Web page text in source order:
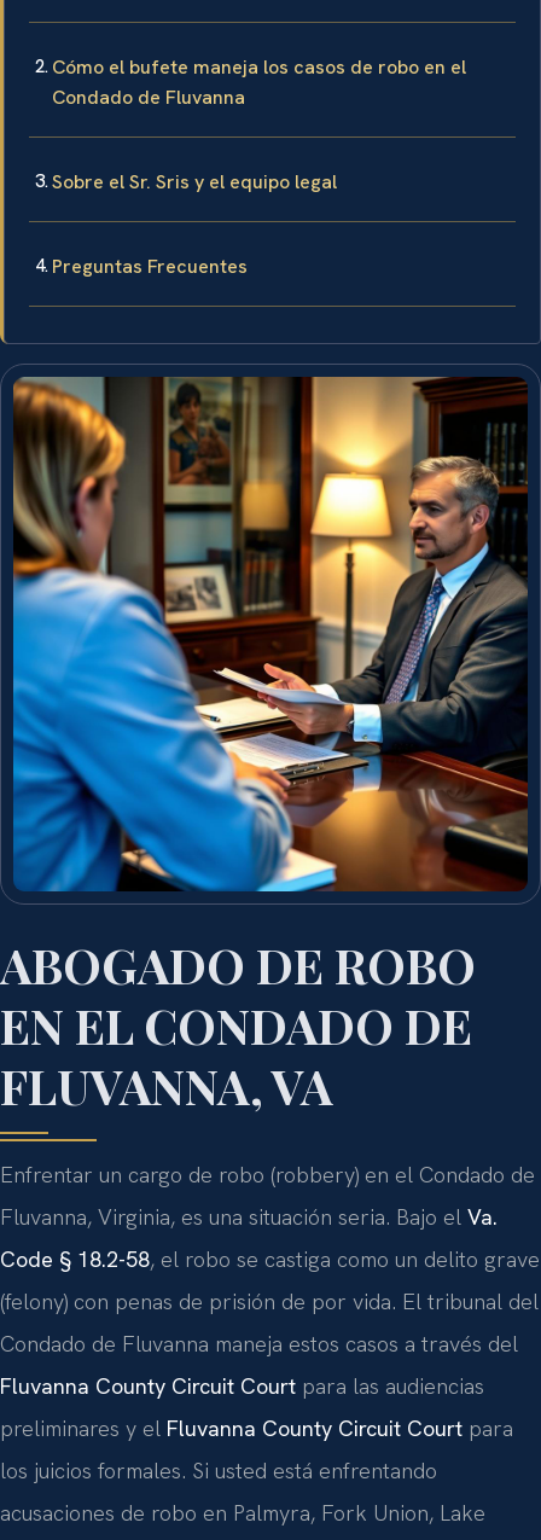
Cómo el bufete maneja los casos de robo en el
Condado de Fluvanna
Sobre el Sr. Sris y el equipo legal
Preguntas Frecuentes
ABOGADO DE ROBO
EN EL CONDADO DE
FLUVANNA, VA
Enfrentar un cargo de robo (robbery) en el Condado de
Fluvanna, Virginia, es una situación seria. Bajo el Va.
Code § 18.2-58, el robo se castiga como un delito grave
(felony) con penas de prisión de por vida. El tribunal del
Condado de Fluvanna maneja estos casos a través del
Fluvanna County Circuit Court para las audiencias
preliminares y el Fluvanna County Circuit Court para
los juicios formales. Si usted está enfrentando
acusaciones de robo en Palmyra, Fork Union, Lake